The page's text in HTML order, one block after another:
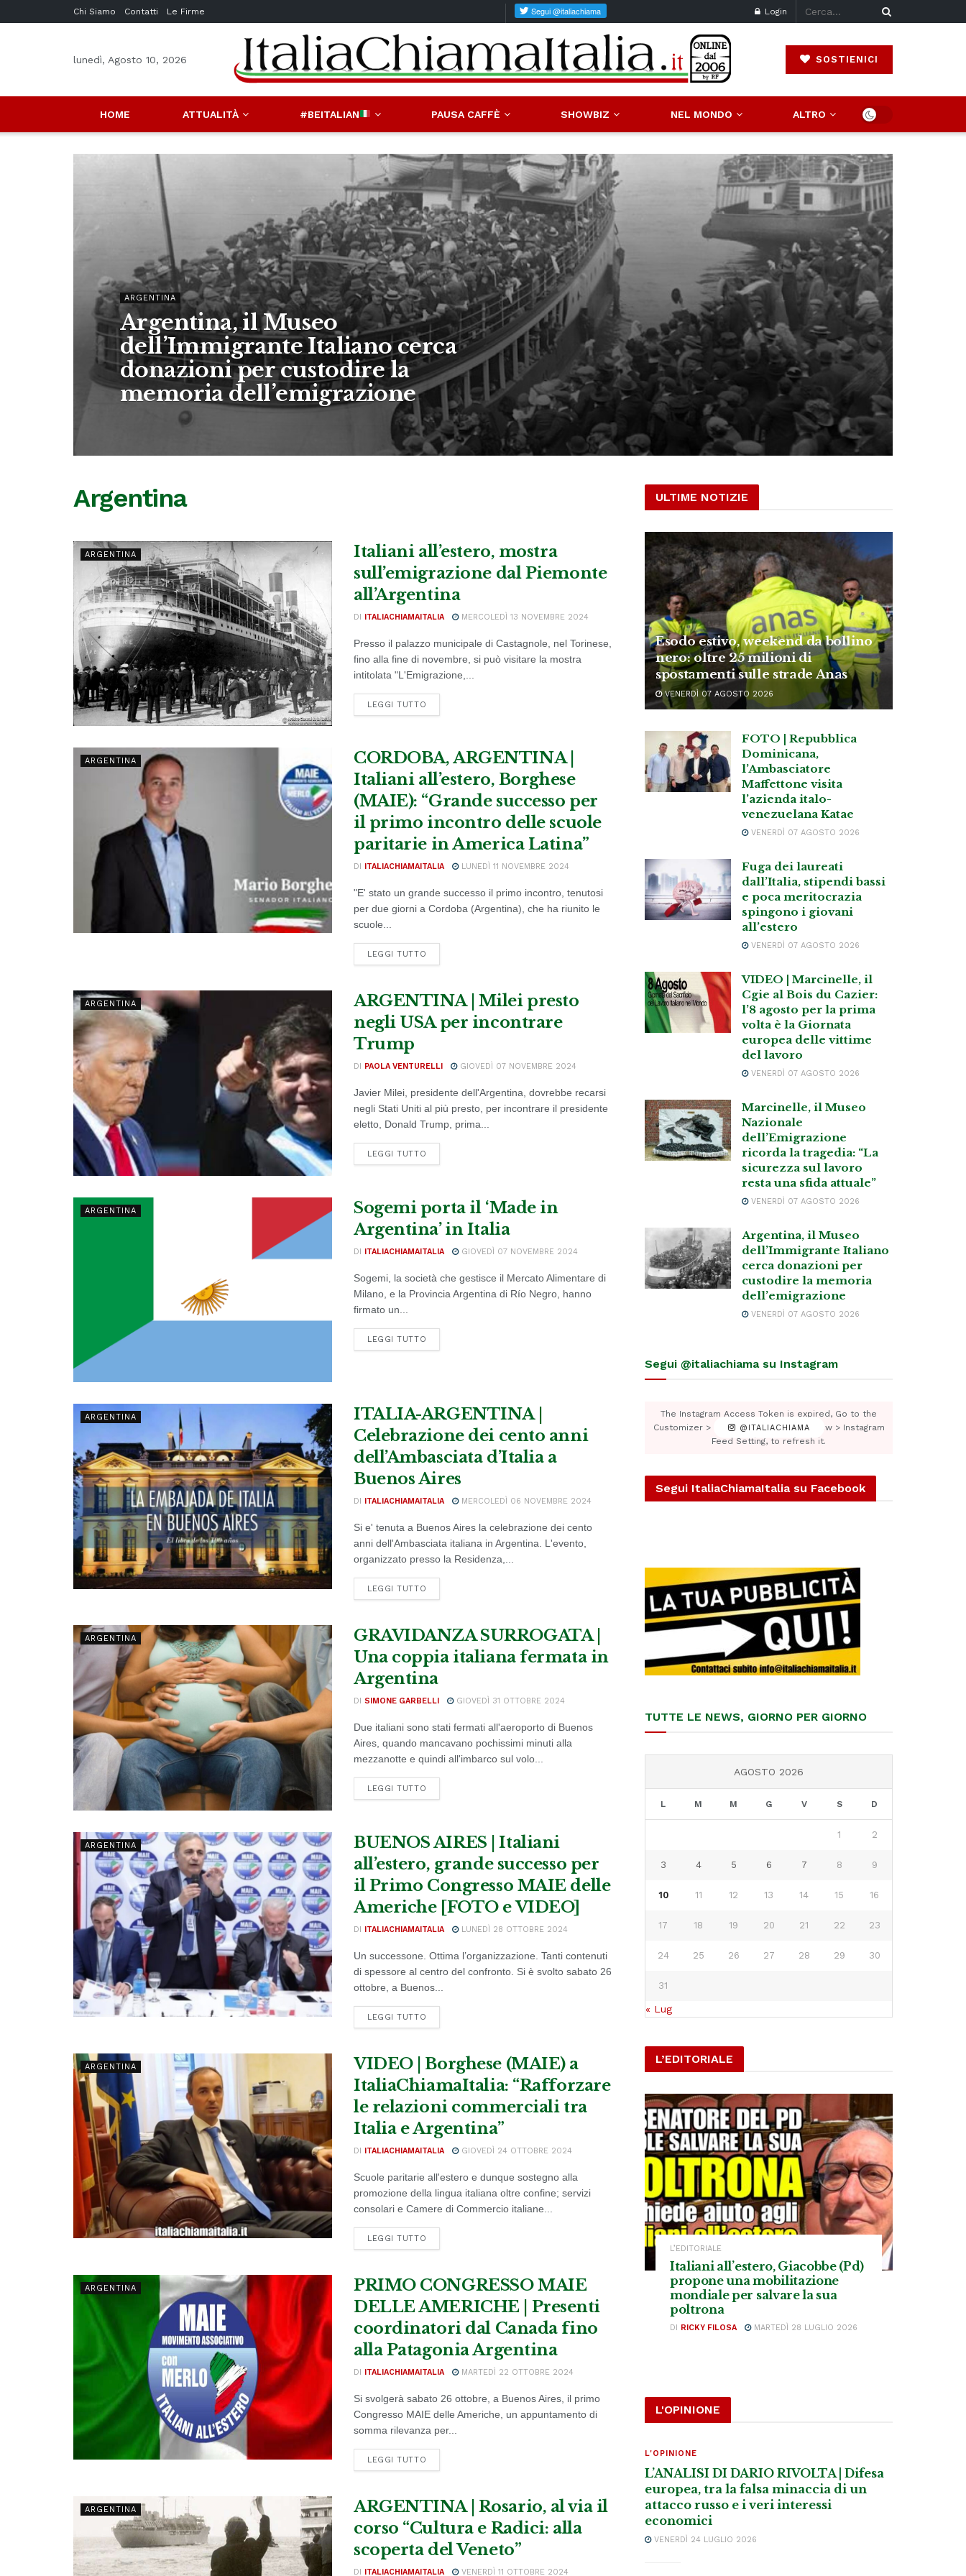
Chi Siamo Contatti Le Firme Login
lunedì, Agosto 10, 2026 SOSTIENICI
HOME ATTUALITÀ #BEITALIAN PAUSA CAFFÈ SHOWBIZ NEL MONDO ALTRO
ARGENTINA
Argentina, il Museo
dell’Immigrante Italiano cerca
donazioni per custodire la
memoria dell’emigrazione
Argentina
ARGENTINA
Italiani all’estero, mostra
sull’emigrazione dal Piemonte
all’Argentina
DI ITALIACHIAMAITALIA MERCOLEDÌ 13 NOVEMBRE 2024
Presso il palazzo municipale di Castagnole, nel Torinese,
fino alla fine di novembre, si può visitare la mostra
intitolata "L'Emigrazione,...
LEGGI TUTTO
ARGENTINA
CORDOBA, ARGENTINA |
Italiani all’estero, Borghese
(MAIE): “Grande successo per
il primo incontro delle scuole
paritarie in America Latina”
DI ITALIACHIAMAITALIA LUNEDÌ 11 NOVEMBRE 2024
"E' stato un grande successo il primo incontro, tenutosi
per due giorni a Cordoba (Argentina), che ha riunito le
scuole...
LEGGI TUTTO
ARGENTINA
ARGENTINA | Milei presto
negli USA per incontrare
Trump
DI PAOLA VENTURELLI GIOVEDÌ 07 NOVEMBRE 2024
Javier Milei, presidente dell'Argentina, dovrebbe recarsi
negli Stati Uniti al più presto, per incontrare il presidente
eletto, Donald Trump, prima...
LEGGI TUTTO
ARGENTINA
Sogemi porta il ‘Made in
Argentina’ in Italia
DI ITALIACHIAMAITALIA GIOVEDÌ 07 NOVEMBRE 2024
Sogemi, la società che gestisce il Mercato Alimentare di
Milano, e la Provincia Argentina di Río Negro, hanno
firmato un...
LEGGI TUTTO
ARGENTINA
ITALIA-ARGENTINA |
Celebrazione dei cento anni
dell’Ambasciata d’Italia a
Buenos Aires
DI ITALIACHIAMAITALIA MERCOLEDÌ 06 NOVEMBRE 2024
Si e' tenuta a Buenos Aires la celebrazione dei cento
anni dell'Ambasciata italiana in Argentina. L'evento,
organizzato presso la Residenza,...
LEGGI TUTTO
ARGENTINA
GRAVIDANZA SURROGATA |
Una coppia italiana fermata in
Argentina
DI SIMONE GARBELLI GIOVEDÌ 31 OTTOBRE 2024
Due italiani sono stati fermati all'aeroporto di Buenos
Aires, quando mancavano pochissimi minuti alla
mezzanotte e quindi all'imbarco sul volo...
LEGGI TUTTO
ARGENTINA
BUENOS AIRES | Italiani
all’estero, grande successo per
il Primo Congresso MAIE delle
Americhe [FOTO e VIDEO]
DI ITALIACHIAMAITALIA LUNEDÌ 28 OTTOBRE 2024
Un successone. Ottima l’organizzazione. Tanti contenuti
di spessore al centro del confronto. Si è svolto sabato 26
ottobre, a Buenos...
LEGGI TUTTO
ARGENTINA
VIDEO | Borghese (MAIE) a
ItaliaChiamaItalia: “Rafforzare
le relazioni commerciali tra
Italia e Argentina”
DI ITALIACHIAMAITALIA GIOVEDÌ 24 OTTOBRE 2024
Scuole paritarie all'estero e dunque sostegno alla
promozione della lingua italiana oltre confine; servizi
consolari e Camere di Commercio italiane...
LEGGI TUTTO
ARGENTINA
PRIMO CONGRESSO MAIE
DELLE AMERICHE | Presenti
coordinatori dal Canada fino
alla Patagonia Argentina
DI ITALIACHIAMAITALIA MARTEDÌ 22 OTTOBRE 2024
Si svolgerà sabato 26 ottobre, a Buenos Aires, il primo
Congresso MAIE delle Americhe, un appuntamento di
somma rilevanza per...
LEGGI TUTTO
ARGENTINA
ARGENTINA | Rosario, al via il
corso “Cultura e Radici: alla
scoperta del Veneto”
DI ITALIACHIAMAITALIA VENERDÌ 11 OTTOBRE 2024
ULTIME NOTIZIE
Esodo estivo, weekend da bollino
nero: oltre 25 milioni di
spostamenti sulle strade Anas
VENERDÌ 07 AGOSTO 2026
FOTO | Repubblica
Dominicana,
l’Ambasciatore
Maffettone visita
l’azienda italo-
venezuelana Katae
VENERDÌ 07 AGOSTO 2026
Fuga dei laureati
dall’Italia, stipendi bassi
e poca meritocrazia
spingono i giovani
all’estero
VENERDÌ 07 AGOSTO 2026
VIDEO | Marcinelle, il
Cgie al Bois du Cazier:
l’8 agosto per la prima
volta è la Giornata
europea delle vittime
del lavoro
VENERDÌ 07 AGOSTO 2026
Marcinelle, il Museo
Nazionale
dell’Emigrazione
ricorda la tragedia: “La
sicurezza sul lavoro
resta una sfida attuale”
VENERDÌ 07 AGOSTO 2026
Argentina, il Museo
dell’Immigrante Italiano
cerca donazioni per
custodire la memoria
dell’emigrazione
VENERDÌ 07 AGOSTO 2026
Segui @italiachiama su Instagram
@ITALIACHIAMA
The Instagram Access Token is expired, Go to the
Customizer > JNews : Social, Like & View > Instagram
Feed Setting, to refresh it.
Segui ItaliaChiamaItalia su Facebook
TUTTE LE NEWS, GIORNO PER GIORNO
AGOSTO 2026
L M M G V S D
1 2
3 4 5 6 7 8 9
10 11 12 13 14 15 16
17 18 19 20 21 22 23
24 25 26 27 28 29 30
31
« Lug
L’EDITORIALE
L’EDITORIALE
Italiani all’estero, Giacobbe (Pd)
propone una mobilitazione
mondiale per salvare la sua
poltrona
DI RICKY FILOSA MARTEDÌ 28 LUGLIO 2026
L'OPINIONE
L'OPINIONE
L’ANALISI DI DARIO RIVOLTA | Difesa
europea, tra la falsa minaccia di un
attacco russo e i veri interessi
economici
VENERDÌ 24 LUGLIO 2026